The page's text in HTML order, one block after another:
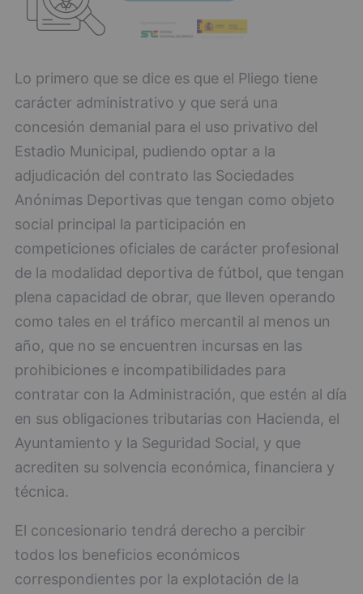
Lo primero que se dice es que el Pliego tiene
carácter administrativo y que será una
concesión demanial para el uso privativo del
Estadio Municipal, pudiendo optar a la
adjudicación del contrato las Sociedades
Anónimas Deportivas que tengan como objeto
social principal la participación en
competiciones oficiales de carácter profesional
de la modalidad deportiva de fútbol, que tengan
plena capacidad de obrar, que lleven operando
como tales en el tráfico mercantil al menos un
año, que no se encuentren incursas en las
prohibiciones e incompatibilidades para
contratar con la Administración, que estén al día
en sus obligaciones tributarias con Hacienda, el
Ayuntamiento y la Seguridad Social, y que
acrediten su solvencia económica, financiera y
técnica.
El concesionario tendrá derecho a percibir
todos los beneficios económicos
correspondientes por la explotación de la